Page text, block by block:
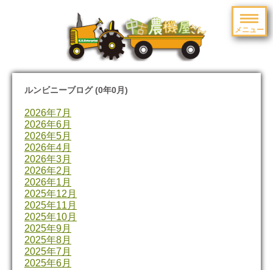
メニュー
navigation
ルンビニーブログ (0年0月)
2026年7月
2026年6月
2026年5月
2026年4月
2026年3月
2026年2月
2026年1月
2025年12月
2025年11月
2025年10月
2025年9月
2025年8月
2025年7月
2025年6月